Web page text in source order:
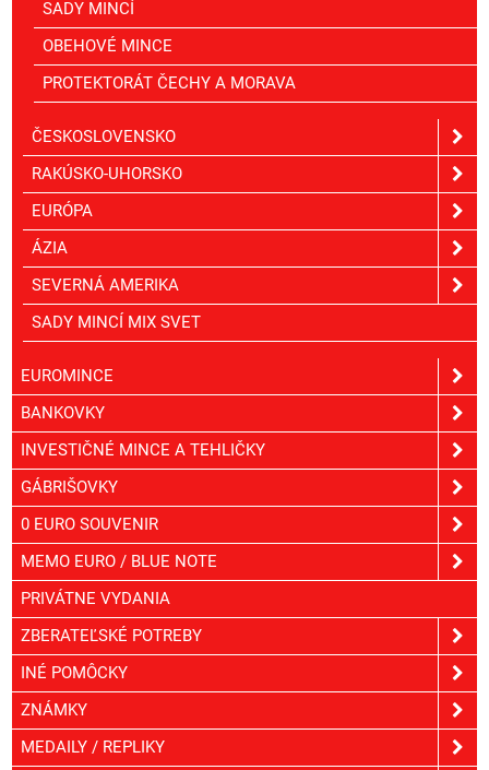
SADY MINCÍ
OBEHOVÉ MINCE
PROTEKTORÁT ČECHY A MORAVA
ČESKOSLOVENSKO
RAKÚSKO-UHORSKO
EURÓPA
ÁZIA
SEVERNÁ AMERIKA
SADY MINCÍ MIX SVET
EUROMINCE
BANKOVKY
INVESTIČNÉ MINCE A TEHLIČKY
GÁBRIŠOVKY
0 EURO SOUVENIR
MEMO EURO / BLUE NOTE
PRIVÁTNE VYDANIA
ZBERATEĽSKÉ POTREBY
INÉ POMÔCKY
ZNÁMKY
MEDAILY / REPLIKY